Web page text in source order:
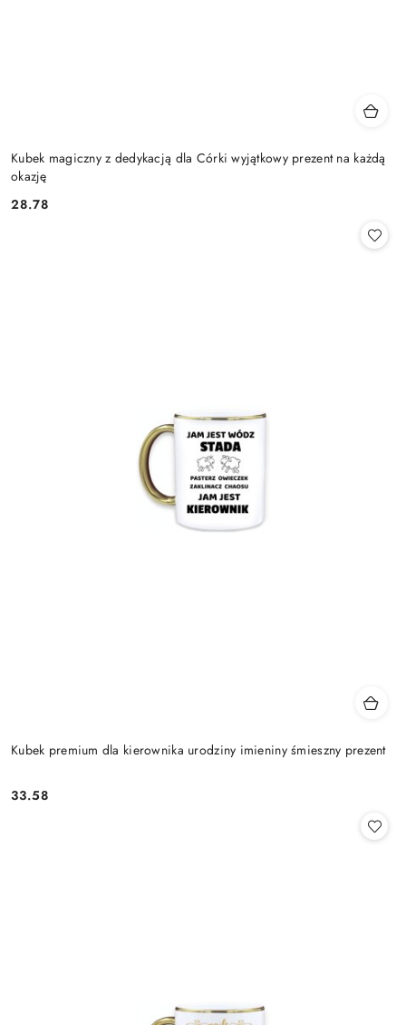
Kubek magiczny z dedykacją dla Córki wyjątkowy prezent na każdą
okazję
Cena:
28.78
Kubek premium dla kierownika urodziny imieniny śmieszny prezent
Cena:
33.58